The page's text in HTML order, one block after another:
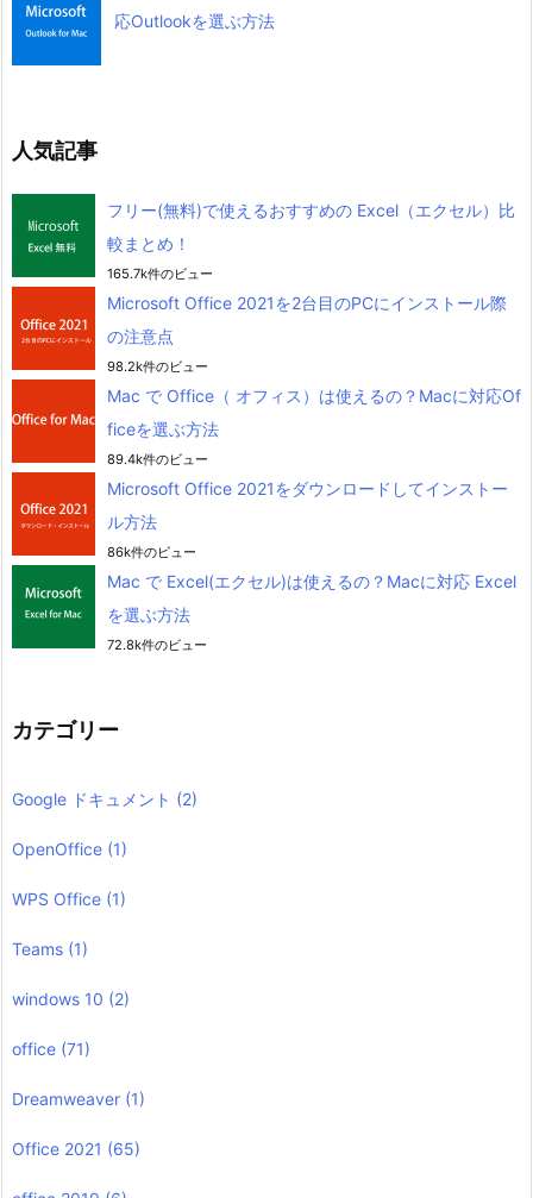
応Outlookを選ぶ方法
人気記事
フリー(無料)で使えるおすすめの Excel（エクセル）比
較まとめ！
165.7k件のビュー
Microsoft Office 2021を2台目のPCにインストール際
の注意点
98.2k件のビュー
Mac で Office（ オフィス）は使えるの？Macに対応Of
ficeを選ぶ方法
89.4k件のビュー
Microsoft Office 2021をダウンロードしてインストー
ル方法
86k件のビュー
Mac で Excel(エクセル)は使えるの？Macに対応 Excel
を選ぶ方法
72.8k件のビュー
カテゴリー
Google ドキュメント (2)
OpenOffice (1)
WPS Office (1)
Teams (1)
windows 10 (2)
office (71)
Dreamweaver (1)
Office 2021 (65)